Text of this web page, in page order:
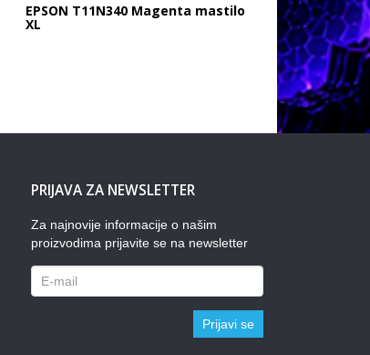
EPSON T11N340 Magenta mastilo
XL
PRIJAVA ZA NEWSLETTER
Za najnovije informacije o našim
proizvodima prijavite se na newsletter
Prijavi se